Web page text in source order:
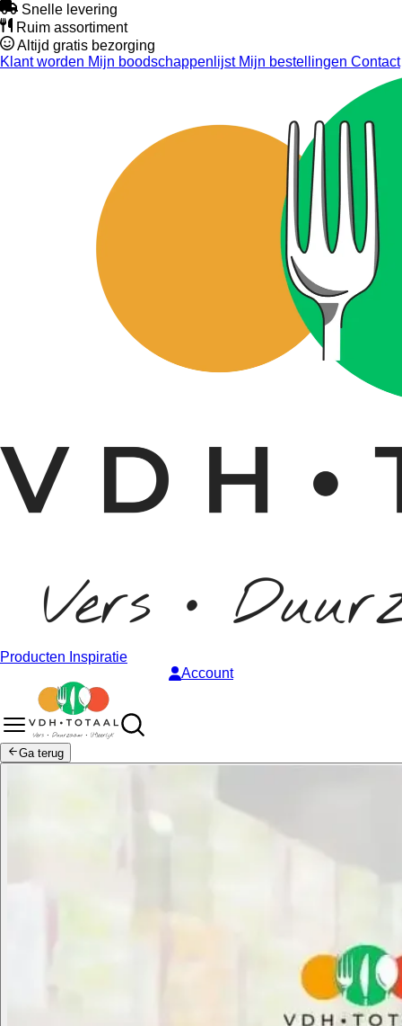
Snelle levering
Ruim assortiment
Altijd gratis bezorging
Klant worden Mijn boodschappenlijstMijn bestellingen Contact
Producten Inspiratie
Account
Ga terug